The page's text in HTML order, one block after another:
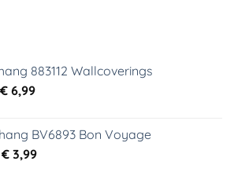
883112 Wallcoverings
Oorspronkelijke
€ 44,95.
€6,99Huidige
€ 6,99.
BV6893 Bon Voyage
Oorspronkelijke
€3,99Huidige